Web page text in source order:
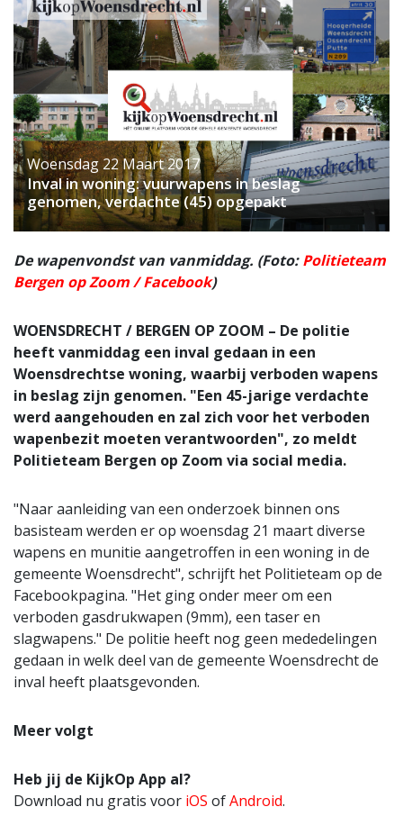
Woensdag 22 Maart 2017
Inval in woning: vuurwapens in beslag
genomen, verdachte (45) opgepakt
De wapenvondst van vanmiddag. (Foto:Politieteam
Bergen op Zoom / Facebook)
WOENSDRECHT / BERGEN OP ZOOM – De politie
heeft vanmiddag een inval gedaan in een
Woensdrechtse woning, waarbij verboden wapens
in beslag zijn genomen. "Een 45-jarige verdachte
werd aangehouden en zal zich voor het verboden
wapenbezit moeten verantwoorden", zo meldt
Politieteam Bergen op Zoom via social media.
"Naar aanleiding van een onderzoek binnen ons
basisteam werden er op woensdag 21 maart diverse
wapens en munitie aangetroffen in een woning in de
gemeente Woensdrecht", schrijft het Politieteam op de
Facebookpagina. "Het ging onder meer om een
verboden gasdrukwapen (9mm), een taser en
slagwapens." De politie heeft nog geen mededelingen
gedaan in welk deel van de gemeente Woensdrecht de
inval heeft plaatsgevonden.
Meer volgt
Heb jij de KijkOp App al?
Download nu gratis voor iOS ofAndroid.